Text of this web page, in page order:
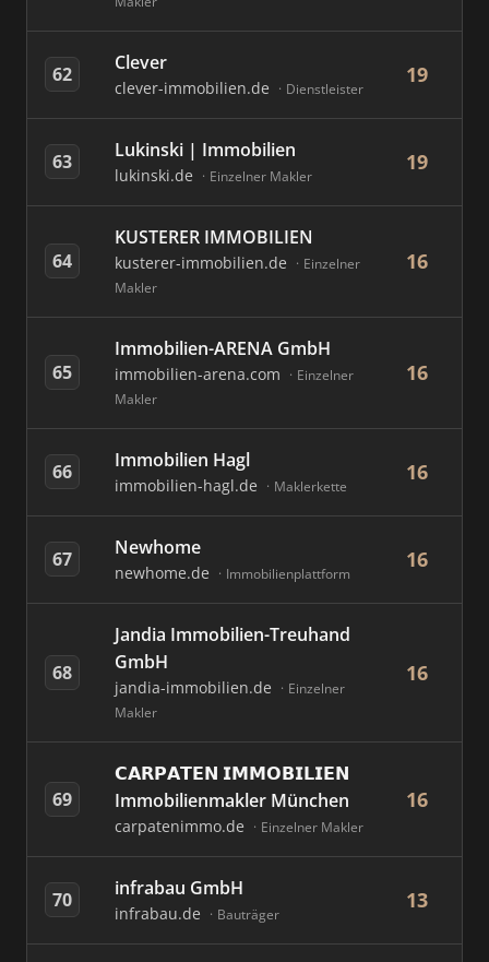
62 Clever
clever-immobilien.de Dienstleister
19
63 Lukinski | Immobilien
lukinski.de Einzelner Makler
19
64
KUSTERER IMMOBILIEN
kusterer-immobilien.de
Einzelner
Makler
16
65
Immobilien-ARENA GmbH
immobilien-arena.com
Einzelner
Makler
16
66 Immobilien Hagl
immobilien-hagl.de Maklerkette
16
67 Newhome
newhome.de Immobilienplattform
16
68
Jandia Immobilien-Treuhand
GmbH
jandia-immobilien.de
Einzelner
Makler
16
69
𝗖𝗔𝗥𝗣𝗔𝗧𝗘𝗡 𝗜𝗠𝗠𝗢𝗕𝗜𝗟𝗜𝗘𝗡
Immobilienmakler München
carpatenimmo.de Einzelner Makler
16
70 infrabau GmbH
infrabau.de Bauträger
13